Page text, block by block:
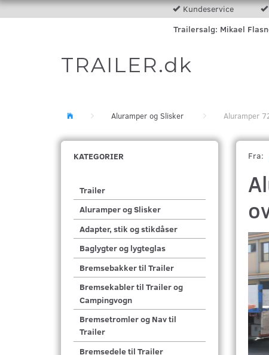
Kundeservice
Trailersalg: Mikael
TRAILER.dk
Aluramper og Slisker Aluramper
KATEGORIER
Trailer
Aluramper og Slisker
Adapter, stik og stikdåser
Baglygter og lygteglas
Bremsebakker til Trailer
Bremsekabler til Trailer og
Campingvogn
Bremsetromler og Nav til
Trailer
Bremsedele til Trailer
Fra: